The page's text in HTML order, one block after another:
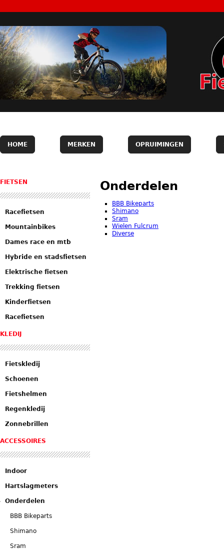
HOME MERKEN OPRUIMINGEN
Onderdelen
BBB Bikeparts
Shimano
Sram
Wielen Fulcrum
Diverse
FIETSEN
Racefietsen
Mountainbikes
Dames race en mtb
Hybride en stadsfietsen
Elektrische fietsen
Trekking fietsen
Kinderfietsen
Racefietsen
KLEDIJ
Fietskledij
Schoenen
Fietshelmen
Regenkledij
Zonnebrillen
ACCESSOIRES
Indoor
Hartslagmeters
Onderdelen
BBB Bikeparts
Shimano
Sram